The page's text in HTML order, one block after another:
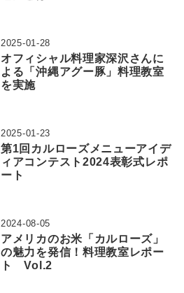
2025-01-28
オフィシャル料理家深沢さんに
よる「沖縄アグー豚」料理教室
を実施
2025-01-23
第1回カルローズメニューアイデ
ィアコンテスト2024表彰式レポ
ート
2024-08-05
アメリカのお米「カルローズ」
の魅力を発信！料理教室レポー
ト Vol.2